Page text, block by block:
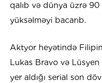
qalıb və dünya üzrə
yüksəlməyi bacarıb.
​Aktyor heyətində
Lukas Bravo və
yer aldığı serial son